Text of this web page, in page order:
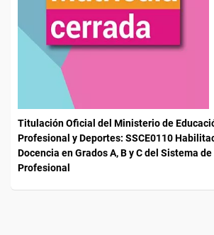
Titulación Oficial del Ministerio de
Profesional y Deportes: SSCE0110
Docencia en Grados A, B y C del Sistema
Profesional